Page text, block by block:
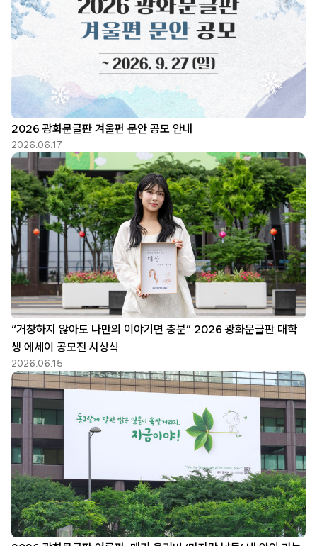
2026 광화문글판 겨울편 문안 공모 안내
2026.06.17
“거창하지 않아도 나만의 이야기면 충분” 2026 광화문글판 대학
생 에세이 공모전 시상식
2026.06.15